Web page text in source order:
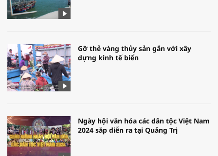
Gỡ thẻ vàng thủy sản gắn với xây
dựng kinh tế biển
Ngày hội văn hóa các dân tộc Việt Nam
2024 sắp diễn ra tại Quảng Trị